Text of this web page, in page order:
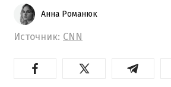
Анна Романюк
Источник: CNN